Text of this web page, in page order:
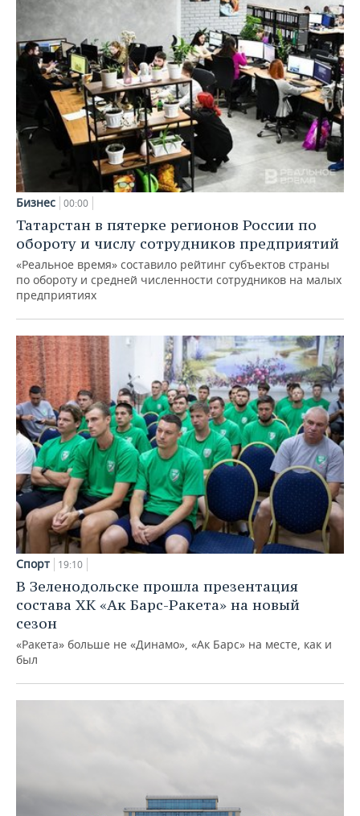
Бизнес 00:00
Татарстан в пятерке регионов России по
обороту и числу сотрудников предприятий
«Реальное время» составило рейтинг субъектов страны
по обороту и средней численности сотрудников на малых
предприятиях
Спорт 19:10
В Зеленодольске прошла презентация
состава ХК «Ак Барс-Ракета» на новый
сезон
«Ракета» больше не «Динамо», «Ак Барс» на месте, как и
был